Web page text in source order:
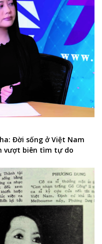
Đời sống ở Việt Nam
vượt biên tìm tự do